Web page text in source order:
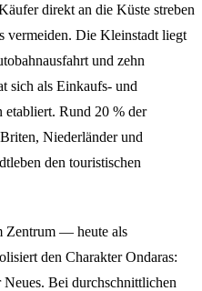
direkt an die Küste streben
vermeiden. Die Kleinstadt liegt
und zehn
sich als Einkaufs- und
etabliert. Rund 20 % der
Niederländer und
den touristischen
Zentrum — heute als
den Charakter Ondaras:
Bei durchschnittlichen